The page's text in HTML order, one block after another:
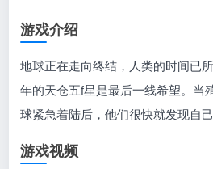
游戏介绍
地球正在走向终结，人类的时间已
年的天仓五f星是最后一线希望。当
球紧急着陆后，他们很快就发现自
游戏视频